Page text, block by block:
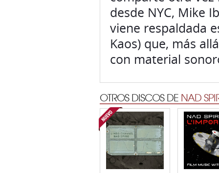
desde NYC, Mike
viene respaldada
Kaos) que, más
con material
OTROS DISCOS DE NAD